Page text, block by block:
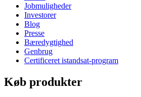
Jobmuligheder
Investorer
Blog
Presse
Bæredygtighed
Genbrug
Certificeret istandsat-program
Køb produkter